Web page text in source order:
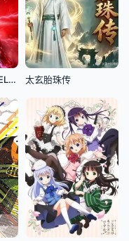
永远的大和号REBEL3199第六章碧蓝迷宫 太玄胎珠传